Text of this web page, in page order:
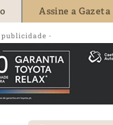
Assine a Gazeta
publicidade -